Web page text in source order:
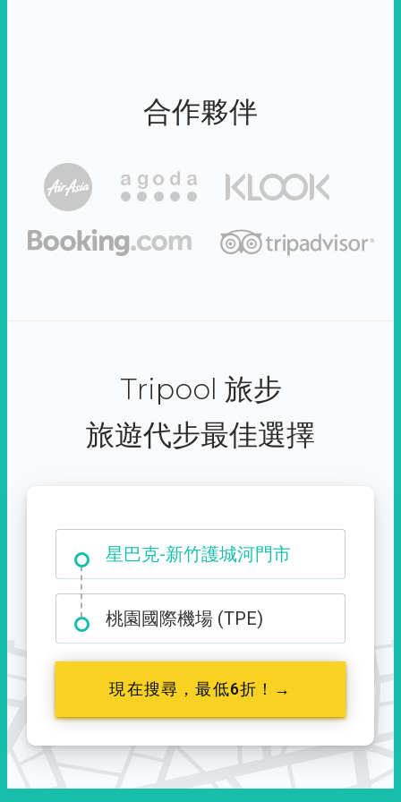
合作夥伴
Tripool 旅步
旅遊代步最佳選擇
星巴克-新竹護城河門市
大霸尖山登山口
桃園國際機場 (TPE)
現在搜尋，最低6折！→